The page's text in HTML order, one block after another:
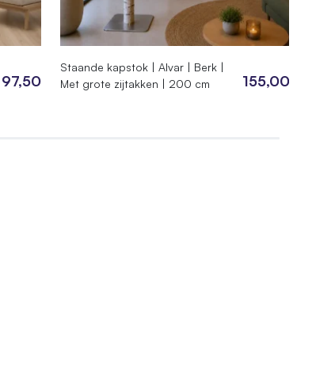
97,50
Staande kapstok | Alvar | Berk |
Met grote zijtakken | 200 cm
155,00